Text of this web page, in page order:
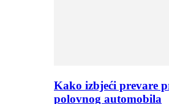
Kako izbjeći prevare
polovnog automobila